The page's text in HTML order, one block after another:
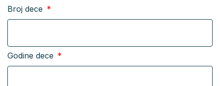
Broj dece
Godine dece